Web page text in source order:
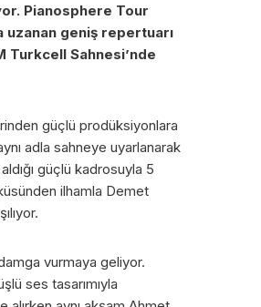
Pianosphere Tour
uzanan geniş repertuarı
Turkcell Sahnesi’nde
güçlü prodüksiyonlara
adla sahneye uyarlanarak
güçlü kadrosuyla 5
ilhamla Demet
vurmaya geliyor.
ses tasarımıyla